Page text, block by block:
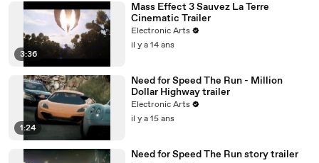
3:36
Mass Effect 3 Sauvez La Terre
Cinematic Trailer
Electronic Arts
il y a 14 ans
1:24
Need for Speed The Run - Million
Dollar Highway trailer
Electronic Arts
il y a 15 ans
Need for Speed The Run story trailer